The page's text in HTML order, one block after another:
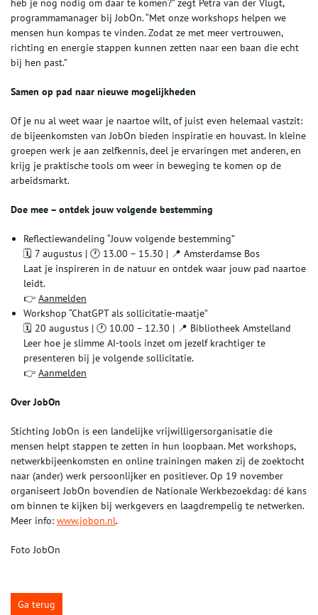
heb je nog nodig om daar te komen?” zegt Petra van der Vlugt,
programmamanager bij JobOn. “Met onze workshops helpen we
mensen hun kompas te vinden. Zodat ze met meer vertrouwen,
richting en energie stappen kunnen zetten naar een baan die echt
bij hen past.”
Samen op pad naar nieuwe mogelijkheden
Of je nu al weet waar je naartoe wilt, of juist even helemaal vastzit:
de bijeenkomsten van JobOn bieden inspiratie en houvast. In kleine
groepen werk je aan zelfkennis, deel je ervaringen met anderen, en
krijg je praktische tools om weer in beweging te komen op de
arbeidsmarkt.
Doe mee – ontdek jouw volgende bestemming
Reflectiewandeling “Jouw volgende bestemming”
🗓 7 augustus | 🕐 13.00 – 15.30 | 📍 Amsterdamse Bos
Laat je inspireren in de natuur en ontdek waar jouw pad naartoe
leidt.
👉 Aanmelden
Workshop “ChatGPT als sollicitatie-maatje”
🗓 20 augustus | 🕐 10.00 – 12.30 | 📍 Bibliotheek Amstelland
Leer hoe je slimme AI-tools inzet om jezelf krachtiger te
presenteren bij je volgende sollicitatie.
👉 Aanmelden
Over JobOn
Stichting JobOn is een landelijke vrijwilligersorganisatie die
mensen helpt stappen te zetten in hun loopbaan. Met workshops,
netwerkbijeenkomsten en online trainingen maken zij de zoektocht
naar (ander) werk persoonlijker en positiever. Op 19 november
organiseert JobOn bovendien de Nationale Werkbezoekdag: dé kans
om binnen te kijken bij werkgevers en laagdrempelig te netwerken.
Meer info: www.jobon.nl.
Foto JobOn
Ga terug